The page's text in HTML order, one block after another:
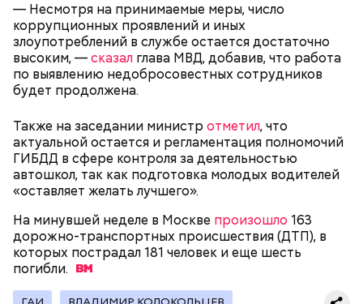
— Несмотря на принимаемые меры, число
коррупционных проявлений и иных
злоупотреблений в службе остается достаточно
высоким, —сказал глава МВД, добавив, что работа
по выявлению недобросовестных сотрудников
будет продолжена.
Также на заседании министр отметил, что
актуальной остается и регламентация полномочий
ГИБДД в сфере контроля за деятельностью
автошкол, так как подготовка молодых водителей
«оставляет желать лучшего».
На минувшей неделе в Москве произошло 163
дорожно-транспортных происшествия (ДТП), в
которых пострадал 181 человек и еще шесть
погибли.
Ночью 4 октября на 8-м километре МКАД
произошлокрупное ДТП с участием четырех
машин, в результате чего один человек погиб и еще
трое получили травмы различной степени тяжести.